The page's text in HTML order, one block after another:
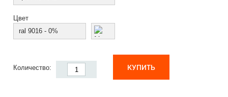
Цвет
ral 9016 - 0%
Количество: КУПИТЬ